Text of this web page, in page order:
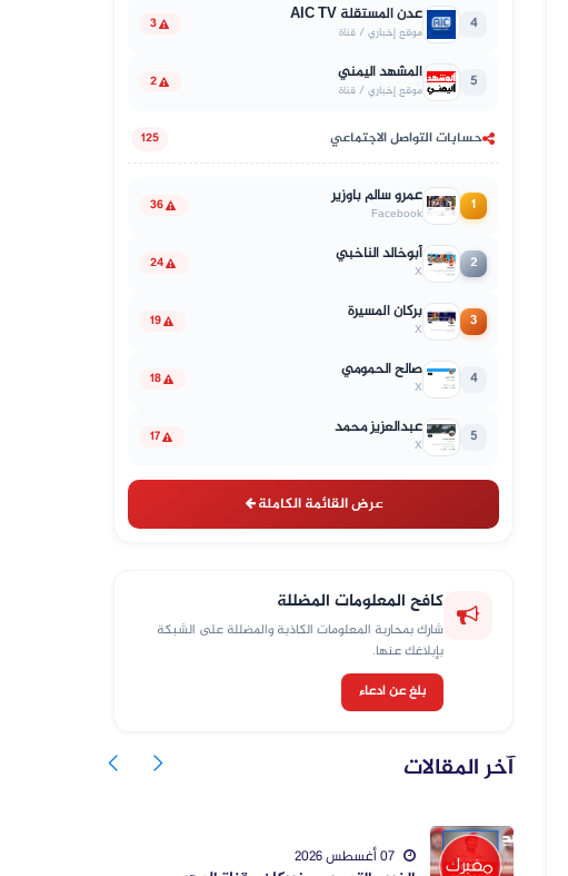
4 عدن المستقلة AIC TV
موقع إخباري / قناة 3
5 المشهد اليمني
موقع إخباري / قناة 2
حسابات التواصل الاجتماعي 125
1 عمرو سالم باوزير
Facebook
36
2 أبوخالد الناخبي
X
24
3 بركان المسيرة
X
19
4 صالح الحمومي
X
18
5 عبدالعزيز محمد
X
17
عرض القائمة الكاملة
كافح المعلومات المضللة
شارك بمحاربة المعلومات الكاذبة والمضللة على الشبكة
بإبلاغك عنها.
بلغ عن ادعاء
آخر المقالات